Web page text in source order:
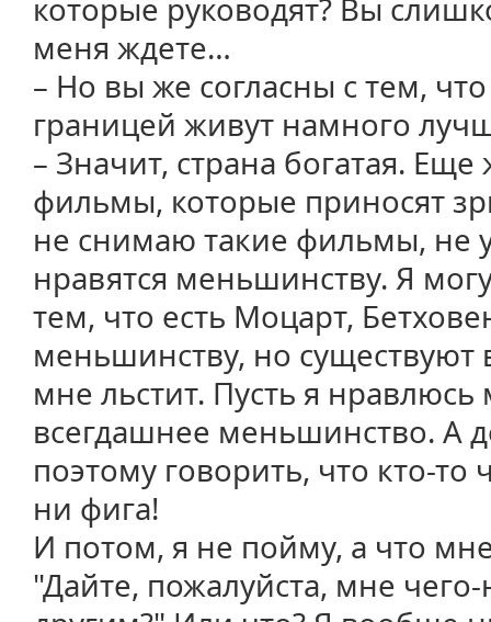
которые руководят? Вы
меня ждете…
– Но вы же согласны с тем,
границей живут намного
– Значит, страна богатая.
фильмы, которые приносят
не снимаю такие фильмы,
нравятся меньшинству. Я
тем, что есть Моцарт,
меньшинству, но существуют
мне льстит. Пусть я
всегдашнее меньшинство. А
поэтому говорить, что кто-
ни фига!
И потом, я не пойму, а что
"Дайте, пожалуйста, мне